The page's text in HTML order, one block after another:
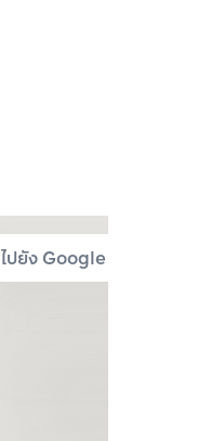
ไปยัง Google Map